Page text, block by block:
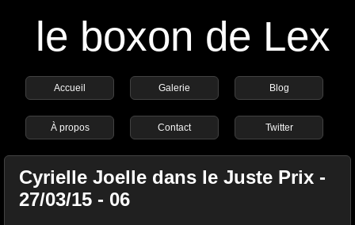
le boxon de Lex
Accueil Galerie Blog
À propos Contact Twitter
Cyrielle Joelle dans le Juste Prix -
27/03/15 - 06